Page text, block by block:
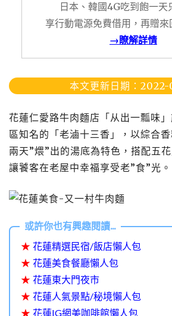
日本、韓國4G吃到飽一天
享行動電源免費借用，再贈來
→瞭解詳情
本文更新日期：
花蓮仁愛路牛肉麵店「从出一瓢味
區知名的「老滷十三香」，以綜合
兩天”煨”出的湯底為特色，搭配五
讓饕客在老屋中幸福享受老”食”光。
★ 花蓮精選民宿/飯店懶人包
★ 花蓮美食餐廳懶人包
★ 花蓮東大門夜市
★ 花蓮人氣景點/秘境懶人包
★ 花蓮IG網美咖啡館懶人包